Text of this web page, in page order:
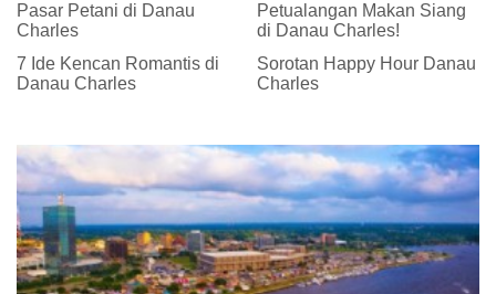
Pasar Petani di Danau
Charles
Petualangan Makan Siang
di Danau Charles!
7 Ide Kencan Romantis di
Danau Charles
Sorotan Happy Hour Danau
Charles